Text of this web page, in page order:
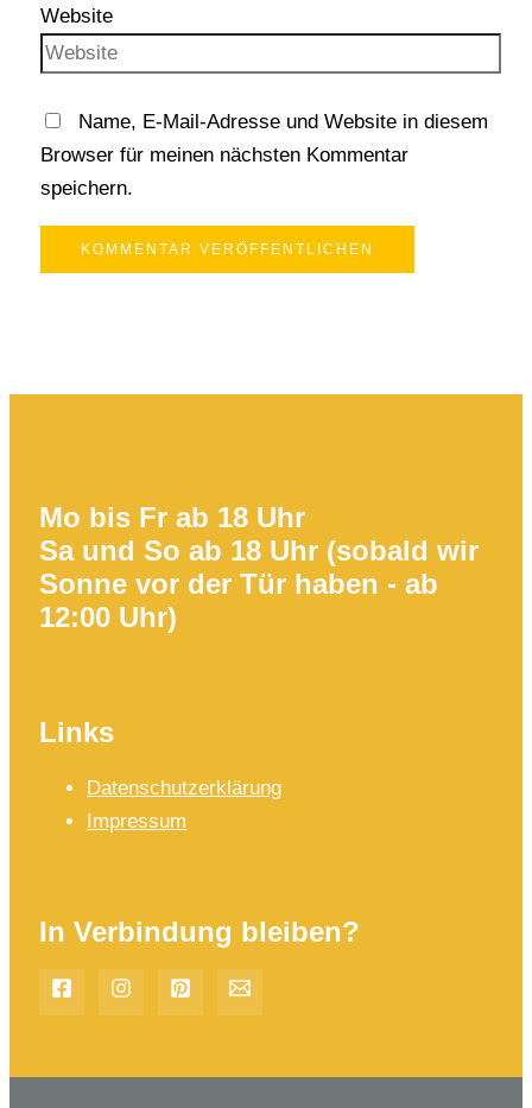
Website
Name, E-Mail-Adresse und Website in diesem
Browser für meinen nächsten Kommentar
speichern.
Mo bis Fr ab 18 Uhr
Sa und So ab 18 Uhr (sobald wir
Sonne vor der Tür haben - ab
12:00 Uhr)
Links
Datenschutzerklärung
Impressum
In Verbindung bleiben?